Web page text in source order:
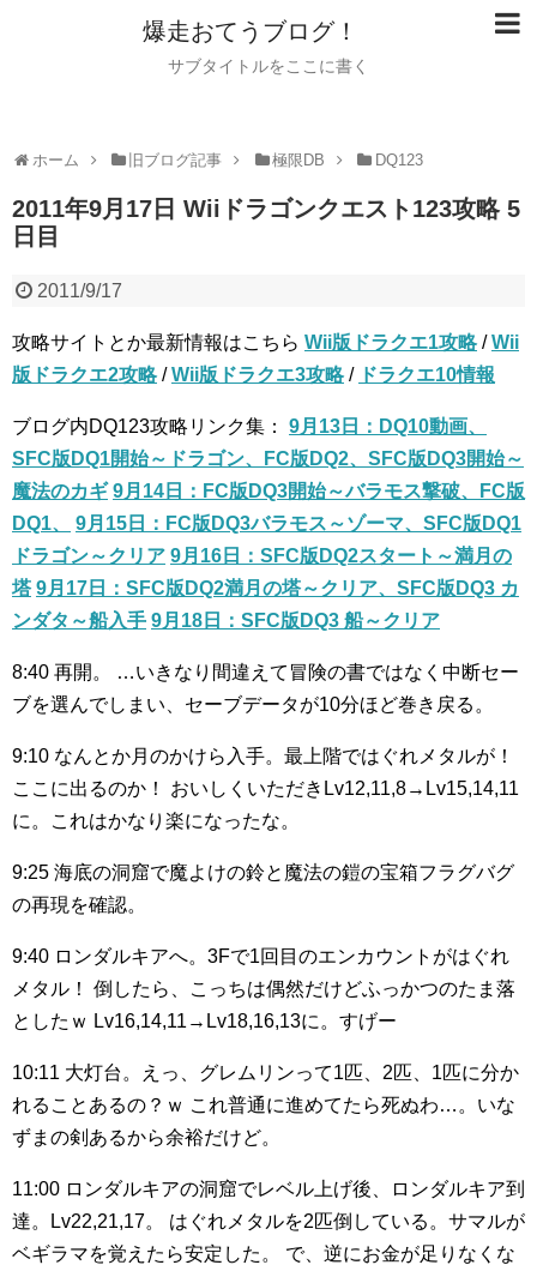
爆走おてうブログ！
サブタイトルをここに書く
ホーム 旧ブログ記事 極限DB DQ123
2011年9月17日 Wiiドラゴンクエスト123攻略 5
日目
2011/9/17
攻略サイトとか最新情報はこちら Wii版ドラクエ1攻略/Wii
版ドラクエ2攻略/Wii版ドラクエ3攻略/ ドラクエ10情報
ブログ内DQ123攻略リンク集：
9月13日：DQ10動画、
SFC版DQ1開始～ドラゴン、FC版DQ2、SFC版DQ3開始～
魔法のカギ 9月14日：FC版DQ3開始～バラモス撃破、FC版
DQ1、
9月15日：FC版DQ3バラモス～ゾーマ、SFC版DQ1
ドラゴン～クリア 9月16日：SFC版DQ2スタート～満月の
塔 9月17日：SFC版DQ2満月の塔～クリア、SFC版DQ3 カ
ンダタ～船入手 9月18日：SFC版DQ3 船～クリア
8:40 再開。
…いきなり間違えて冒険の書ではなく中断セー
ブを選んでしまい、セーブデータが10分ほど巻き戻る。
9:10 なんとか月のかけら入手。最上階ではぐれメタルが！
ここに出るのか！
おいしくいただきLv12,11,8→Lv15,14,11
に。これはかなり楽になったな。
9:25 海底の洞窟で魔よけの鈴と魔法の鎧の宝箱フラグバグ
の再現を確認。
9:40 ロンダルキアへ。3Fで1回目のエンカウントがはぐれ
メタル！
倒したら、こっちは偶然だけどふっかつのたま落
としたｗ Lv16,14,11→Lv18,16,13に。すげー
10:11 大灯台。えっ、グレムリンって1匹、2匹、1匹に分か
れることあるの？ｗ これ普通に進めてたら死ぬわ…。いな
ずまの剣あるから余裕だけど。
11:00 ロンダルキアの洞窟でレベル上げ後、ロンダルキア到
達。Lv22,21,17。
はぐれメタルを2匹倒している。サマルが
ベギラマを覚えたら安定した。
で、逆にお金が足りなくな